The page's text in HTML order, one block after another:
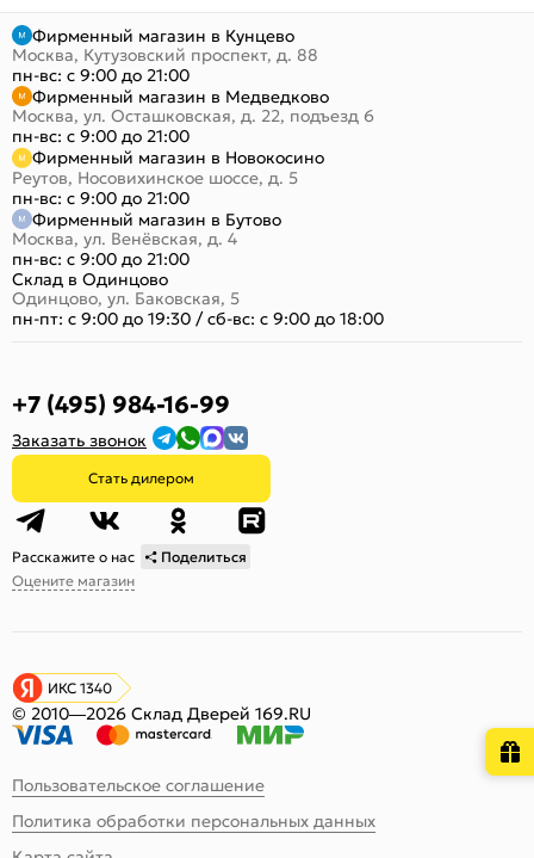
Фирменный магазин в Кунцево
Москва, Кутузовский проспект, д. 88
пн-вс: с 9:00 до 21:00
Фирменный магазин в Медведково
Москва, ул. Осташковская, д. 22, подъезд 6
пн-вс: с 9:00 до 21:00
Фирменный магазин в Новокосино
Реутов, Носовихинское шоссе, д. 5
пн-вс: с 9:00 до 21:00
Фирменный магазин в Бутово
Москва, ул. Венёвская, д. 4
пн-вс: с 9:00 до 21:00
Склад в Одинцово
Одинцово, ул. Баковская, 5
пн-пт: с 9:00 до 19:30 /сб-вс: с 9:00 до 18:00
+7 (495) 984-16-99
Заказать звонок
Стать дилером
Расскажите о нас
Поделиться
Оцените магазин
ИКС 1340
© 2010—2026 Склад Дверей 169.RU
Пользовательское соглашение
Политика обработки персональных данных